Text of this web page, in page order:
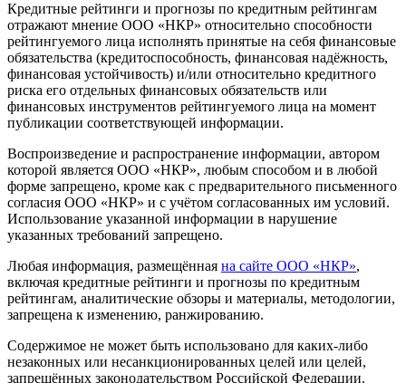
Кредитные рейтинги и прогнозы по кредитным рейтингам
отражают мнение ООО «НКР» относительно способности
рейтингуемого лица исполнять принятые на себя финансовые
обязательства (кредитоспособность, финансовая надёжность,
финансовая устойчивость) и/или относительно кредитного
риска его отдельных финансовых обязательств или
финансовых инструментов рейтингуемого лица на момент
публикации соответствующей информации.
Воспроизведение и распространение информации, автором
которой является ООО «НКР», любым способом и в любой
форме запрещено, кроме как с предварительного письменного
согласия ООО «НКР» и с учётом согласованных им условий.
Использование указанной информации в нарушение
указанных требований запрещено.
Любая информация, размещённая на сайте ООО «НКР»,
включая кредитные рейтинги и прогнозы по кредитным
рейтингам, аналитические обзоры и материалы, методологии,
запрещена к изменению, ранжированию.
Содержимое не может быть использовано для каких-либо
незаконных или несанкционированных целей или целей,
запрещённых законодательством Российской Федерации.